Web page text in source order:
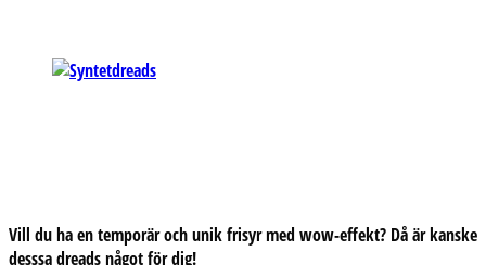
Vill du ha en temporär och unik frisyr med wow-effekt? Då är kanske
desssadreads något för dig!